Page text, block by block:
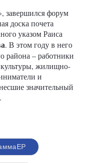
завершился форум
доска почета
указом Раиса
. В этом году в него
района – работники
культуры, жилищно-
и
значительный